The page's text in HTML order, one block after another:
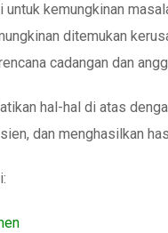
untuk kemungkinan
ditemukan
cadangan dan
hal-hal di atas
dan menghasilkan